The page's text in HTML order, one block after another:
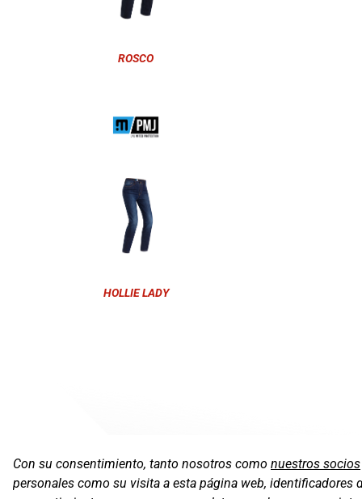
ROSCO
HOLLIE LADY
Con su consentimiento, tanto nosotros como nuestros socios
personales como su visita a esta página web,